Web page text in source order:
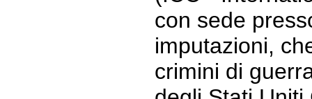
con sede
imputazioni,
crimini di